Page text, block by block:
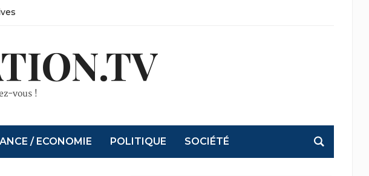
vous !
/ ECONOMIE POLITIQUE SOCIÉTÉ